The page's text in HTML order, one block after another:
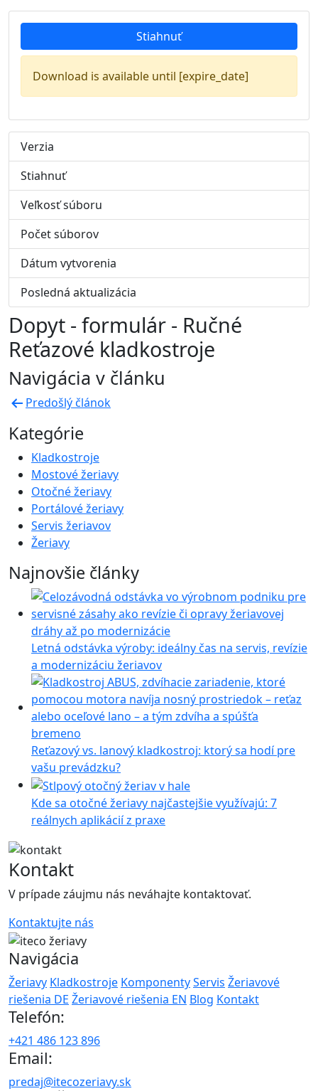
Stiahnuť
Download is available until [expire_date]
Verzia
Stiahnuť
Veľkosť súboru
Počet súborov
Dátum vytvorenia
Posledná aktualizácia
Dopyt - formulár - Ručné
Reťazové kladkostroje
Navigácia v článku
Predošlý článok
Kategórie
Kladkostroje
Mostové žeriavy
Otočné žeriavy
Portálové žeriavy
Servis žeriavov
Žeriavy
Najnovšie články
Letná odstávka výroby: ideálny čas na servis, revízie
a modernizáciu žeriavov
Reťazový vs. lanový kladkostroj: ktorý sa hodí pre
vašu prevádzku?
Kde sa otočné žeriavy najčastejšie využívajú: 7
reálnych aplikácií z praxe
Kontakt
V prípade záujmu nás neváhajte kontaktovať.
Kontaktujte nás
Navigácia
Žeriavy Kladkostroje KomponentyServis Žeriavové
riešenia DE Žeriavové riešenia EN Blog Kontakt
Telefón:
+421 486 123 896
Email:
predaj@itecozeriavy.sk